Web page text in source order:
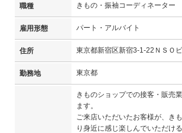
職種 きもの・振袖コーディネーター
雇用形態 パート・アルバイト
住所 東京都新宿区新宿3-1-22ＮＳＯ
勤務地 東京都
きものショップでの接客・販売
ます。
ご来店いただいたお客様が、き
り身近に感じ楽しんでいただけ